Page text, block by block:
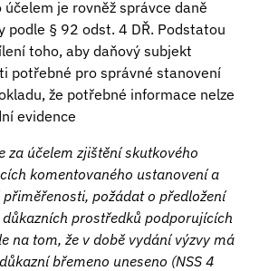
je rovněž správce daně
podle § 92 odst. 4 DŘ. Podstatou
toho, aby daňový subjekt
potřebné pro správné stanovení
že potřebné informace nelze
evidence
za účelem zjištění skutkového
komentovaného ustanovení a
požádat o předložení
prostředků podporujících
na tom, že v době vydání výzvy má
břemeno uneseno (NSS 4